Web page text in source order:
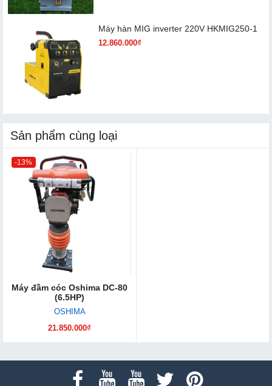
Máy hàn MIG inverter 220V HKMIG250-1
12.860.000₫
Sản phẩm cùng loại
-13%
Máy đầm cóc Oshima DC-80
(6.5HP)
OSHIMA
21.850.000₫